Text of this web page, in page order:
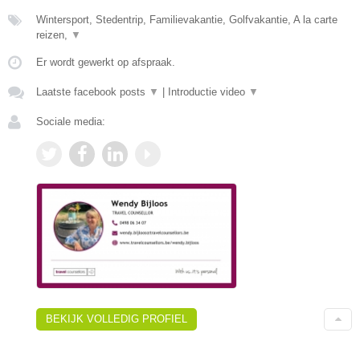
Wintersport, Stedentrip, Familievakantie, Golfvakantie, A la carte
reizen,
▼
Er wordt gewerkt op afspraak.
Laatste facebook posts ▼ Introductie video ▼
Sociale media:
BEKIJK VOLLEDIG PROFIEL